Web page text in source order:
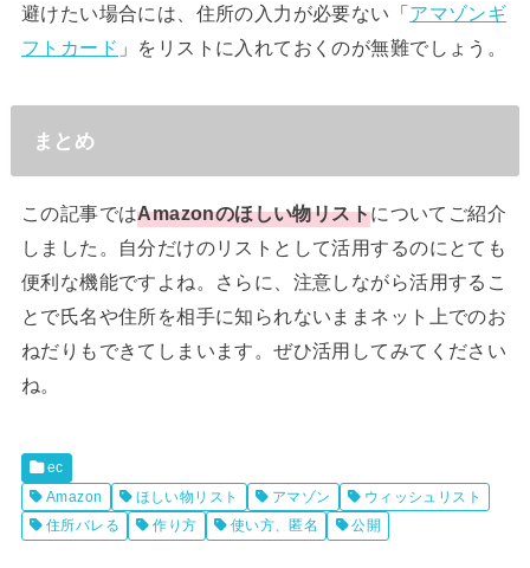
避けたい場合には、住所の入力が必要ない「アマゾンギ
フトカード 」をリストに入れておくのが無難でしょう。
まとめ
この記事ではAmazonのほしい物リストについてご紹介
しました。自分だけのリストとして活用するのにとても
便利な機能ですよね。さらに、注意しながら活用するこ
とで氏名や住所を相手に知られないままネット上でのお
ねだりもできてしまいます。ぜひ活用してみてください
ね。
ec
Amazon
ほしい物リスト アマゾン
ウィッシュリスト
住所バレる
作り方 使い方、匿名 公開